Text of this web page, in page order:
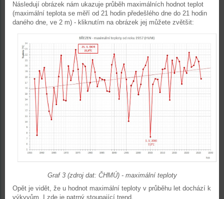
Následují obrázek nám ukazuje průběh maximálních hodnot teplot
(maximální teplota se měří od 21 hodin předešlého dne do 21 hodin
daného dne, ve 2 m) - kliknutím na obrázek jej můžete zvětšit:
Graf 3 (zdroj dat: ČHMÚ) - maximální teploty
Opět je vidět, že u hodnot maximální teploty v průběhu let dochází k
výkyvům. I zde je patrný stoupající trend.